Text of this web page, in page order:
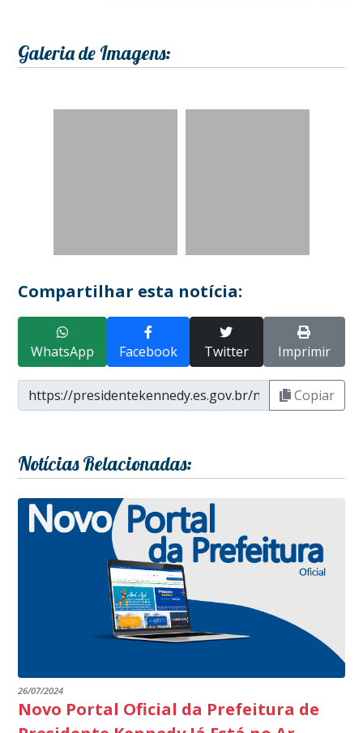
Galeria de Imagens:
Compartilhar esta notícia:
WhatsApp Facebook Twitter Imprimir
Copiar
Notícias Relacionadas:
26/07/2024
Novo Portal Oficial da Prefeitura de